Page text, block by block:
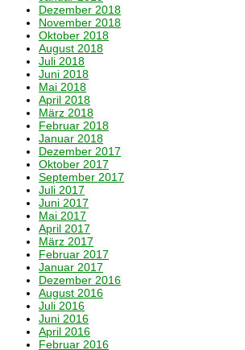
Dezember 2018
November 2018
Oktober 2018
August 2018
Juli 2018
Juni 2018
Mai 2018
April 2018
März 2018
Februar 2018
Januar 2018
Dezember 2017
Oktober 2017
September 2017
Juli 2017
Juni 2017
Mai 2017
April 2017
März 2017
Februar 2017
Januar 2017
Dezember 2016
August 2016
Juli 2016
Juni 2016
April 2016
Februar 2016